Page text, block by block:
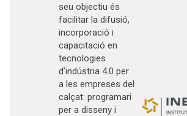
seu objectiu és
facilitar la difusió,
incorporació i
capacitació en
tecnologies
d’indústria 4.0 per
a les empreses del
calçat: programari
per a disseny i